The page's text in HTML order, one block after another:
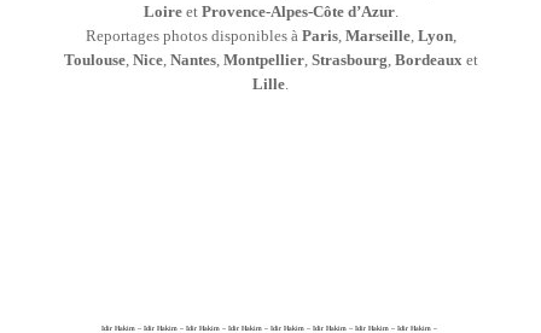
Loireet Provence-Alpes-Côte d’Azur.
Reportages photos disponibles à Paris, Marseille, Lyon,
Toulouse, Nice, Nantes, Montpellier, Strasbourg Bordeaux et
Lille
Idir Hakim – Idir Hakim – Idir Hakim – Idir Hakim – Idir Hakim – Idir Hakim – Idir Hakim – Idir Hakim –